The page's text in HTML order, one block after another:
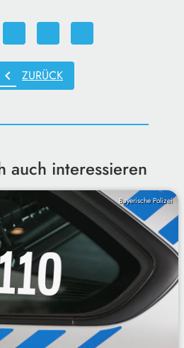
chevron_left ZURÜCK
auch interessieren
Bayerische Polizei